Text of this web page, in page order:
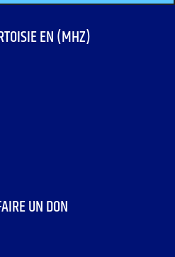
EN (MHZ)
UN DON